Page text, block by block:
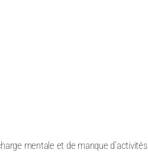
mentale et de manque d’activités